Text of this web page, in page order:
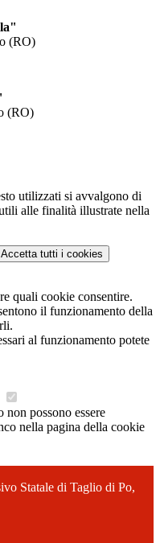
(RO)
(RO)
utilizzati si avvalgono di
alle finalità illustrate nella
Accetta tutti i cookies
quali cookie consentire.
il funzionamento della
al funzionamento potete
possono essere
nella pagina della cookie
Statale di Taglio di Po,